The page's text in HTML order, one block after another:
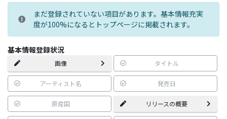
まだ登録されていない項目があります。基本情報充実
度が100%になるとトップページに掲載されます。
基本情報登録状況
画像 タイトル
アーティスト名 発売日
原産国 リリースの概要